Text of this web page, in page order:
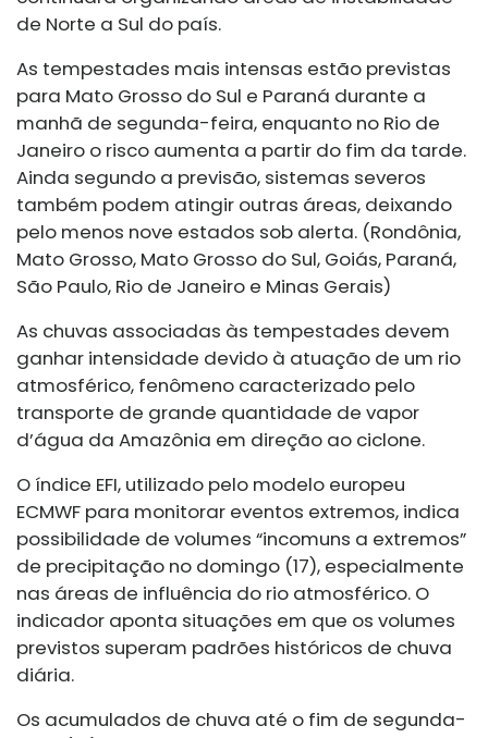
de Norte a Sul do país.
As tempestades mais intensas estão previstas
para Mato Grosso do Sul e Paraná durante a
manhã de segunda-feira, enquanto no Rio de
Janeiro o risco aumenta a partir do fim da tarde.
Ainda segundo a previsão, sistemas severos
também podem atingir outras áreas, deixando
pelo menos nove estados sob alerta. (Rondônia,
Mato Grosso, Mato Grosso do Sul, Goiás, Paraná,
São Paulo, Rio de Janeiro e Minas Gerais)
As chuvas associadas às tempestades devem
ganhar intensidade devido à atuação de um rio
atmosférico, fenômeno caracterizado pelo
transporte de grande quantidade de vapor
d’água da Amazônia em direção ao ciclone.
O índice EFI, utilizado pelo modelo europeu
ECMWF para monitorar eventos extremos, indica
possibilidade de volumes “incomuns a extremos”
de precipitação no domingo (17), especialmente
nas áreas de influência do rio atmosférico. O
indicador aponta situações em que os volumes
previstos superam padrões históricos de chuva
diária.
Os acumulados de chuva até o fim de segunda-